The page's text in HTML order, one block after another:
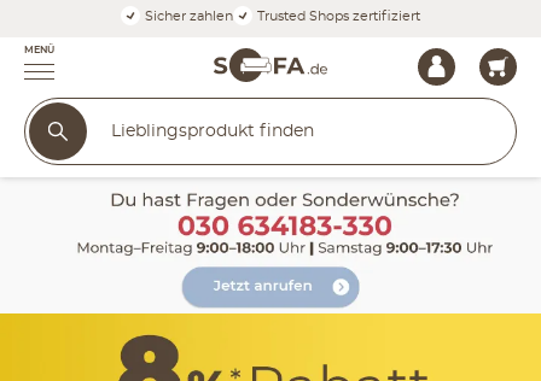
Sicher zahlen Trusted Shops zertifiziert
MENÜ